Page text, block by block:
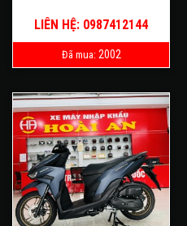
LIÊN HỆ: 0987412144
Đã mua: 2002